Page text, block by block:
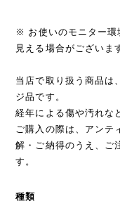
※ お使いのモニター環
見える場合がございま
当店で取り扱う商品は
ジ品です。
経年による傷や汚れな
ご購入の際は、アンテ
解・ご納得のうえ、ご
す。
種類